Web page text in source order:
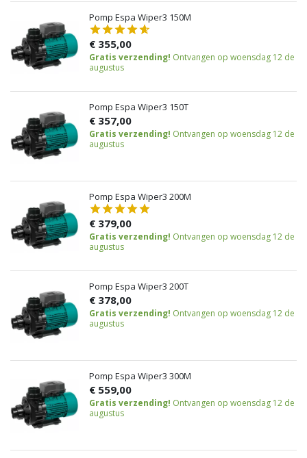
Pomp Espa Wiper3 150M
€ 355,00
Gratis verzending! Ontvangen op woensdag 12 de
augustus
Pomp Espa Wiper3 150T
€ 357,00
Gratis verzending! Ontvangen op woensdag 12 de
augustus
Pomp Espa Wiper3 200M
€ 379,00
Gratis verzending! Ontvangen op woensdag 12 de
augustus
Pomp Espa Wiper3 200T
€ 378,00
Gratis verzending! Ontvangen op woensdag 12 de
augustus
Pomp Espa Wiper3 300M
€ 559,00
Gratis verzending! Ontvangen op woensdag 12 de
augustus